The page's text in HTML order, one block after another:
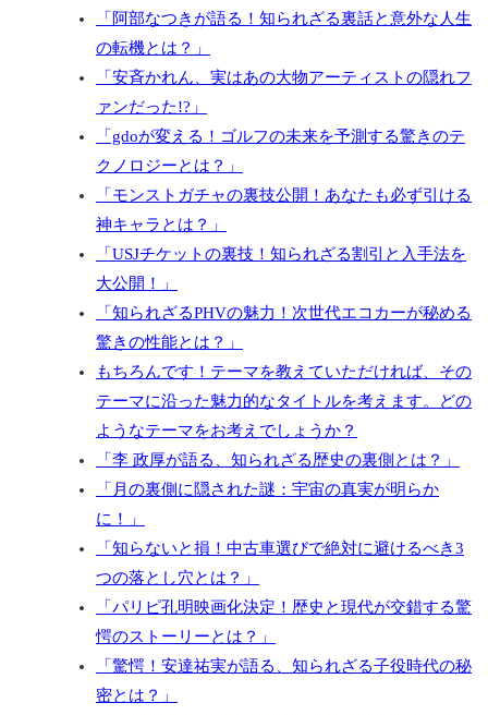
「阿部なつきが語る！知られざる裏話と意外な人生
の転機とは？」
「安斉かれん、実はあの大物アーティストの隠れフ
ァンだった!?」
「gdoが変える！ゴルフの未来を予測する驚きのテ
クノロジーとは？」
「モンストガチャの裏技公開！あなたも必ず引ける
神キャラとは？」
「USJチケットの裏技！知られざる割引と入手法を
大公開！」
「知られざるPHVの魅力！次世代エコカーが秘める
驚きの性能とは？」
もちろんです！テーマを教えていただければ、その
テーマに沿った魅力的なタイトルを考えます。どの
ようなテーマをお考えでしょうか？
「李 政厚が語る、知られざる歴史の裏側とは？」
「月の裏側に隠された謎：宇宙の真実が明らか
に！」
「知らないと損！中古車選びで絶対に避けるべき3
つの落とし穴とは？」
「パリピ孔明映画化決定！歴史と現代が交錯する驚
愕のストーリーとは？」
「驚愕！安達祐実が語る、知られざる子役時代の秘
密とは？」